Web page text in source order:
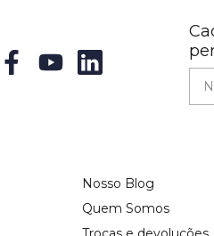
Nosso Blog
Quem Somos